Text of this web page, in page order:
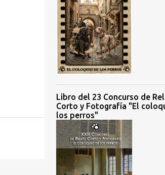
Libro del 23 Concurso de
Corto y Fotografía "El
los perros"